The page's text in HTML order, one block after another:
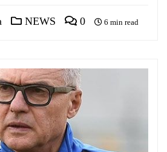
NEWS 0 6 min read